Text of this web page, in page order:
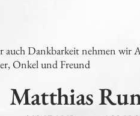
auch Dankbarkeit nehmen wir
Onkel und Freund
Matthias